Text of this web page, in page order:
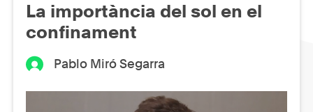
La importància del sol en el
confinament
Pablo Miró Segarra